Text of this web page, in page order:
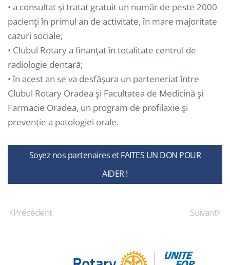
• a consultat şi tratat gratuit un număr de peste 2000
pacienţi în primul an de activitate, în mare majoritate
cazuri sociale;
• Clubul Rotary a finanţat în totalitate centrul de
radiologie dentară;
• în acest an se va desfăşura un parteneriat între
Clubul Rotary Oradea şi Facultatea de Medicină şi
Farmacie Oradea, un program de profilaxie şi
prevenţie a patologiei orale.
Soyez nos partenaires et FAITES UN DON POUR
AIDER !
Précédent Suivant